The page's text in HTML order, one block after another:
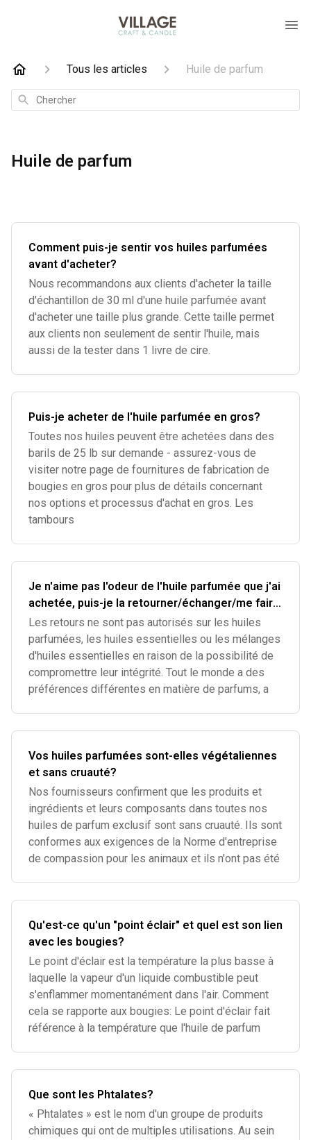
Tous les articles Huile de parfum
Chercher
Huile de parfum
Comment puis-je sentir vos huiles parfumées
avant d'acheter?
Nous recommandons aux clients d'acheter la taille
d'échantillon de 30 ml d'une huile parfumée avant
d'acheter une taille plus grande. Cette taille permet
aux clients non seulement de sentir l'huile, mais
aussi de la tester dans 1 livre de cire.
Puis-je acheter de l'huile parfumée en gros?
Toutes nos huiles peuvent être achetées dans des
barils de 25 lb sur demande - assurez-vous de
visiter notre page de fournitures de fabrication de
bougies en gros pour plus de détails concernant
nos options et processus d'achat en gros. Les
tambours
Je n'aime pas l'odeur de l'huile parfumée que j'ai
achetée, puis-je la retourner/échanger/me faire
rembourser?
Les retours ne sont pas autorisés sur les huiles
parfumées, les huiles essentielles ou les mélanges
d'huiles essentielles en raison de la possibilité de
compromettre leur intégrité. Tout le monde a des
préférences différentes en matière de parfums, a
Vos huiles parfumées sont-elles végétaliennes
et sans cruauté?
Nos fournisseurs confirment que les produits et
ingrédients et leurs composants dans toutes nos
huiles de parfum exclusif sont sans cruauté. Ils sont
conformes aux exigences de la Norme d'entreprise
de compassion pour les animaux et ils n'ont pas été
Qu'est-ce qu'un "point éclair" et quel est son lien
avec les bougies?
Le point d'éclair est la température la plus basse à
laquelle la vapeur d'un liquide combustible peut
s'enflammer momentanément dans l'air. Comment
cela se rapporte aux bougies: Le point d'éclair fait
référence à la température que l'huile de parfum
Que sont les Phtalates?
« Phtalates » est le nom d'un groupe de produits
chimiques qui ont de multiples utilisations. Au sein